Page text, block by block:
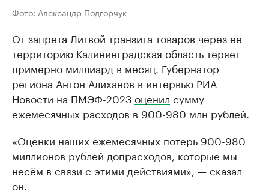
Фото: Александр Подгорчук
От запрета Литвой транзита товаров через ее
территорию Калининградская область теряет
примерно миллиард в месяц. Губернатор
региона Антон Алиханов в интервью РИА
Новости на ПМЭФ-2023оценил сумму
ежемесячных расходов в 900-980 млн рублей.
«Оценки наших ежемесячных потерь 900-980
миллионов рублей допрасходов, которые мы
несём в связи с этими действиями», — сказал
он.